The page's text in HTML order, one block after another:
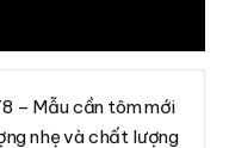
– Mẫu cần tôm mới
nhẹ và chất lượng